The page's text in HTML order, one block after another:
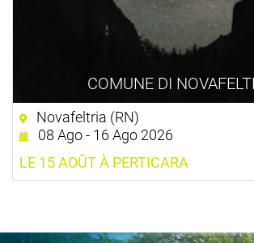
COMUNE DI
Novafeltria (RN)
08 Ago - 16 Ago 2026
LE 15 AOÛT À PERTICARA